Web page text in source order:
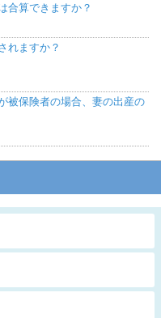
合算できますか？
れますか？
被保険者の場合、妻の出産の